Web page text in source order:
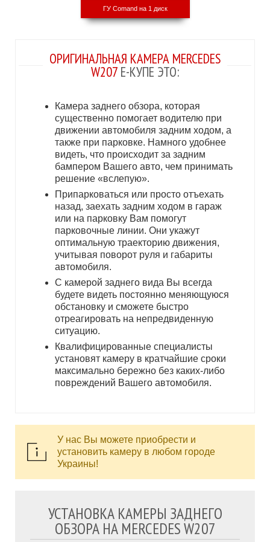
ГУ Comand на 1 диск
ОРИГИНАЛЬНАЯ КАМЕРА MERCEDES
W207 Е-КУПЕ ЭТО:
Камера заднего обзора, которая
существенно помогает водителю при
движении автомобиля задним ходом, а
также при парковке. Намного удобнее
видеть, что происходит за задним
бампером Вашего авто, чем принимать
решение «вслепую».
Припарковаться или просто отъехать
назад, заехать задним ходом в гараж
или на парковку Вам помогут
парковочные линии. Они укажут
оптимальную траекторию движения,
учитывая поворот руля и габариты
автомобиля.
С камерой заднего вида Вы всегда
будете видеть постоянно меняющуюся
обстановку и сможете быстро
отреагировать на непредвиденную
ситуацию.
Квалифицированные специалисты
установят камеру в кратчайшие сроки
максимально бережно без каких-либо
повреждений Вашего автомобиля.
У нас Вы можете приобрести и
установить камеру в любом городе
Украины!
УСТАНОВКА КАМЕРЫ ЗАДНЕГО
ОБЗОРА НА MERCEDES W207